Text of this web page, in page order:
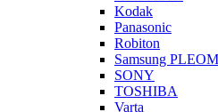
Kodak
Panasonic
Robiton
Samsung
SONY
TOSHIBA
Varta